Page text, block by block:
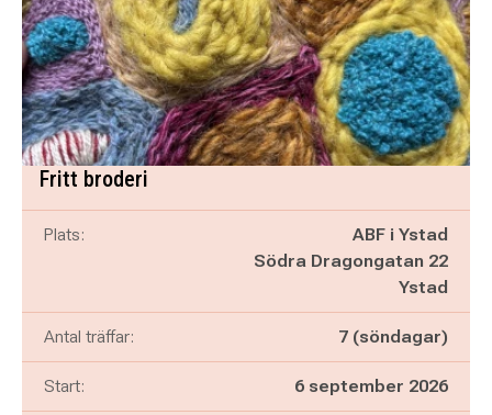
Fritt broderi
Plats:
ABF i Ystad
Södra Dragongatan 22
Ystad
Antal träffar: 7 (söndagar)
Start: 6 september 2026